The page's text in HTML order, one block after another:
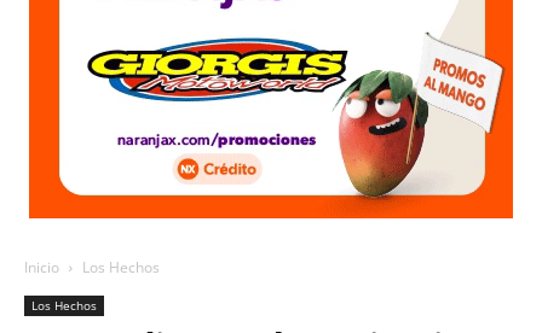
Inicio Los Hechos
Los Hechos